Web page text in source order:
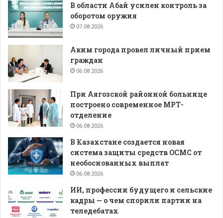
В области Абай усилен контроль за
оборотом оружия
07.08.2026
Аким города провел личный прием
граждан
06.08.2026
При Аягозской районной больнице
построено современное МРТ-
отделение
06.08.2026
В Казахстане создается новая
система защиты средств ОСМС от
необоснованных выплат
06.08.2026
ИИ, профессии будущего и сельские
кадры — о чем спорили партии на
теледебатах